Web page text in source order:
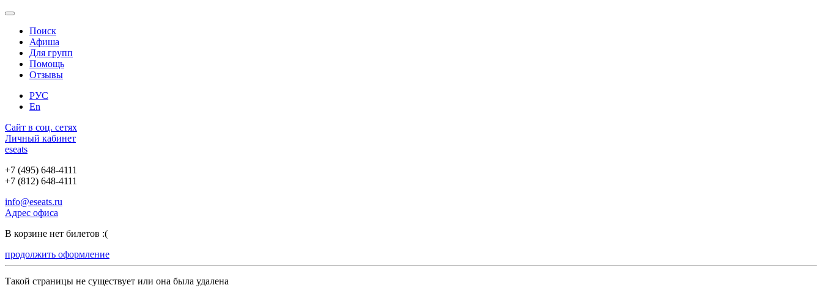
Поиск
Афиша
Для групп
Помощь
Отзывы
РУС
En
Сайт в соц. сетях
Личный кабинет
eseats
+7 (495) 648-4111
+7 (812) 648-4111
info@eseats.ru
Адрес офиса
В корзине нет билетов :(
продолжить оформление
Такой страницы не существует или она была удалена